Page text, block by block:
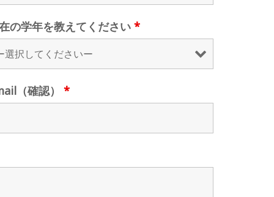
の学年を教えてください*
（確認）*